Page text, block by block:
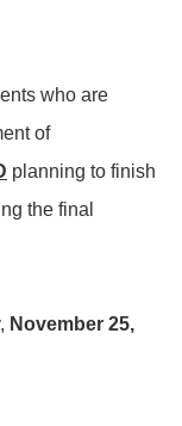
who are
of
planning to finish
the final
November 25,